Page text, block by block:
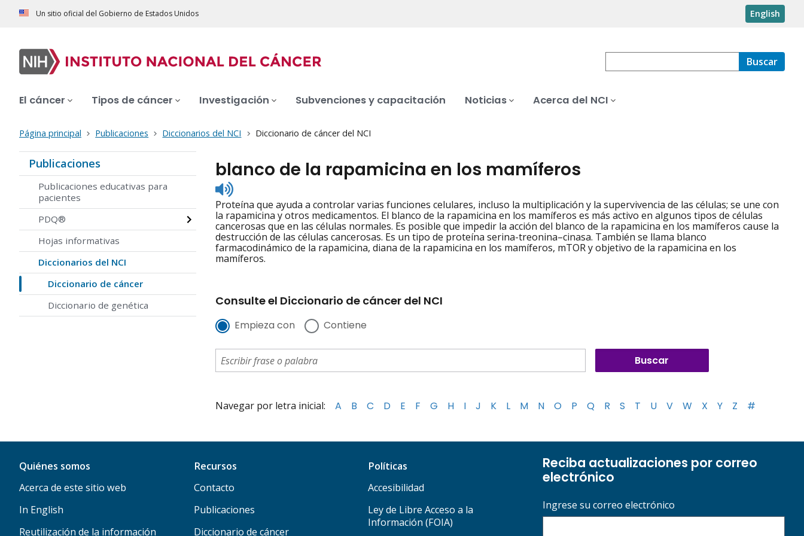
Un sitio oficial del Gobierno de Estados Unidos English
Buscar
El cáncer Tipos de cáncer Investigación Subvenciones y capacitación Noticias Acerca del NCI
Página principal Publicaciones Diccionarios del NCI Diccionario de cáncer del NCI
Publicaciones
Publicaciones educativas para
pacientes
PDQ®
Hojas informativas
Diccionarios del NCI
Diccionario de cáncer
Diccionario de genética
blanco de la rapamicina en los mamíferos
Listen
to
pronunciation
Proteína que ayuda a controlar varias funciones celulares, incluso la multiplicación y la supervivencia de las células; se une con
la rapamicina y otros medicamentos. El blanco de la rapamicina en los mamíferos es más activo en algunos tipos de células
cancerosas que en las células normales. Es posible que impedir la acción del blanco de la rapamicina en los mamíferos cause la
destrucción de las células cancerosas. Es un tipo de proteína serina-treonina–cinasa. También se llama blanco
farmacodinámico de la rapamicina, diana de la rapamicina en los mamíferos, mTOR y objetivo de la rapamicina en los
mamíferos.
Consulte el Diccionario de cáncer del NCI
Empieza con Contiene
Navegar por letra inicial: A B C D E F G H I J K L M N O P Q R S T U V W X Y Z #
Quiénes somos
Acerca de este sitio web
In English
Reutilización de la información
Recursos
Contacto
Publicaciones
Diccionario de cáncer
Políticas
Accesibilidad
Ley de Libre Acceso a la
Información (FOIA)
Reciba actualizaciones por correo
electrónico
Ingrese su correo electrónico